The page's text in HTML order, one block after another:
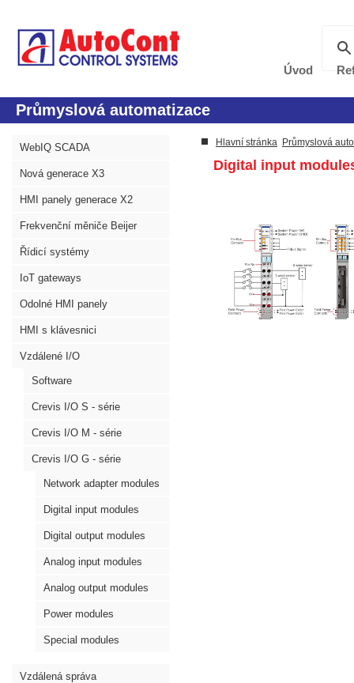
Úvod
Průmyslová automatizace
WebIQ SCADA
Nová generace X3
HMI panely generace X2
Frekvenční měniče Beijer
Řídicí systémy
IoT gateways
Odolné HMI panely
HMI s klávesnici
Vzdálené I/O
Software
Crevis I/O S - série
Crevis I/O M - série
Crevis I/O G - série
Network adapter modules
Digital input modules
Digital output modules
Analog input modules
Analog output modules
Power modules
Special modules
Vzdálená správa
Hlavní stránka Průmyslová
Digital input